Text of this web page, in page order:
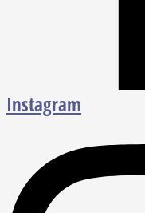
Instagram